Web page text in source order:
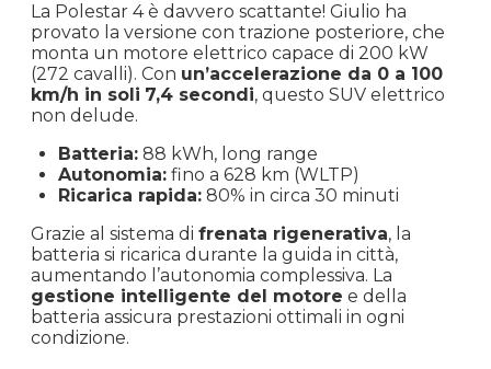
La Polestar 4 è davvero scattante! Giulio ha
provato la versione con trazione posteriore, che
monta un motore elettrico capace di 200 kW
(272 cavalli). Con un’accelerazione da 0 a 100
km/h in soli 7,4 secondi, questo SUV elettrico
non delude.
Batteria: 88 kWh, long range
Autonomia: fino a 628 km (WLTP)
Ricarica rapida: 80% in circa 30 minuti
Grazie al sistema di frenata rigenerativa, la
batteria si ricarica durante la guida in città,
aumentando l’autonomia complessiva. La
gestione intelligente del motore e della
batteria assicura prestazioni ottimali in ogni
condizione.